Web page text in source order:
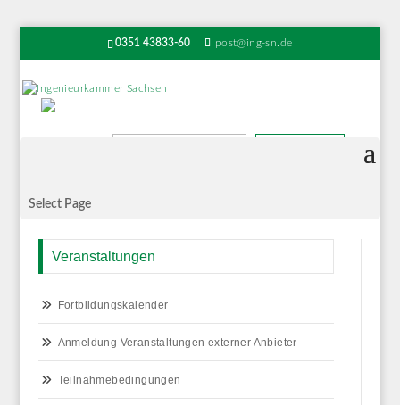
0351 43833-60 post@ing-sn.de
Select Page
Veranstaltungen
Fortbildungskalender
Anmeldung Veranstaltungen externer Anbieter
Teilnahmebedingungen